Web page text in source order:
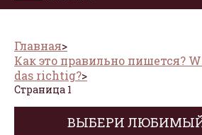
Главная
Как это правильно пишется?
das richtig?
Страница 1
ВЫБЕРИ